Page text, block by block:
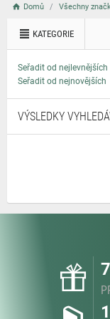
Domů Všechny
KATEGORIE
Seřadit od nejlevnějších
Seřadit od nejnovějších
VÝSLEDKY